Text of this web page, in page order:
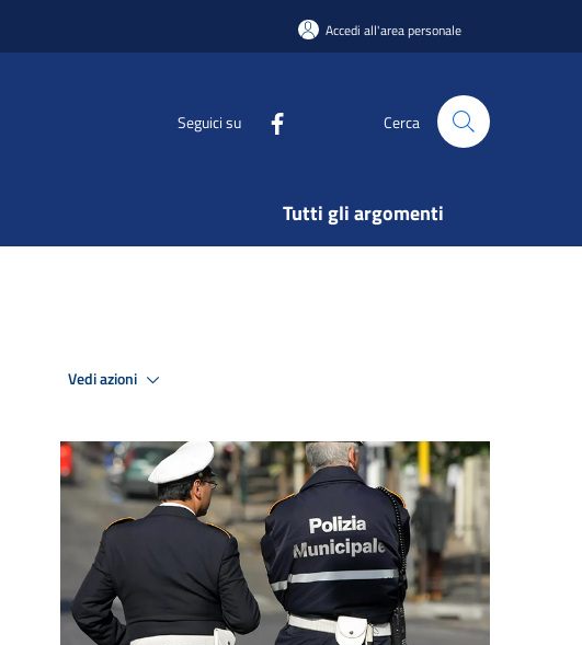
Accedi all'area personale
Seguici su Cerca
Tutti gli argomenti
Vedi azioni